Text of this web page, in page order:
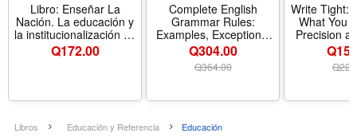
Libro: Enseñar La
Nación. La educación y
la institucionalización de
la idea de la nación en
el México de la Reforma
Q172.00
Complete English
Grammar Rules:
Examples, Exceptions,
Exercises, and
Everything You Need to
Master Proper Grammar
Formato Paperback
Q304.00
Q364.00
Write Tight:
What You
Precision
Formato
Q
Libros Educación y Referencia Educación